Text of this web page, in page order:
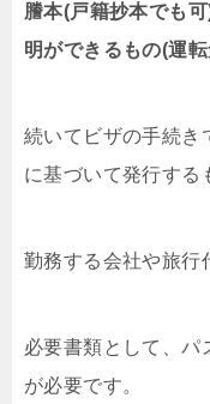
謄本(戸籍抄本でも
明ができるもの(運
続いてビザの手続き
に基づいて発行する
勤務する会社や旅行
必要書類として、パ
が必要です。